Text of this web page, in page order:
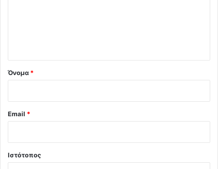
Όνομα *
Email *
Ιστότοπος